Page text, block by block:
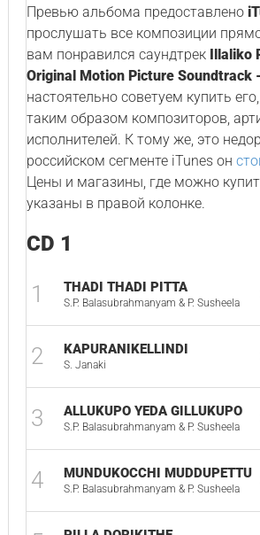
Превью альбома предоставлено
прослушать все композиции
вам понравился саундтрек Illaliko
Original Motion Picture Soundtrack
настоятельно советуем купить
таким образом композиторов,
исполнителей. К тому же, это
российском сегменте iTunes он
Цены и магазины, где можно
указаны в правой колонке.
CD 1
1 THADI THADI PITTA
S.P. Balasubrahmanyam & P. Susheela
2 KAPURANIKELLINDI
S. Janaki
3 ALLUKUPO YEDA GILLUKUPO
S.P. Balasubrahmanyam & P. Susheela
4 MUNDUKOCCHI MUDDUPETTU
S.P. Balasubrahmanyam & P. Susheela